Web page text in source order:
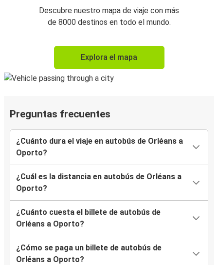
Descubre nuestro mapa de viaje con más
de 8000 destinos en todo el mundo.
Explora el mapa
Preguntas frecuentes
¿Cuánto dura el viaje en autobús de Orléans a
Oporto?
¿Cuál es la distancia en autobús de Orléans a
Oporto?
¿Cuánto cuesta el billete de autobús de
Orléans a Oporto?
¿Cómo se paga un billete de autobús de
Orléans a Oporto?